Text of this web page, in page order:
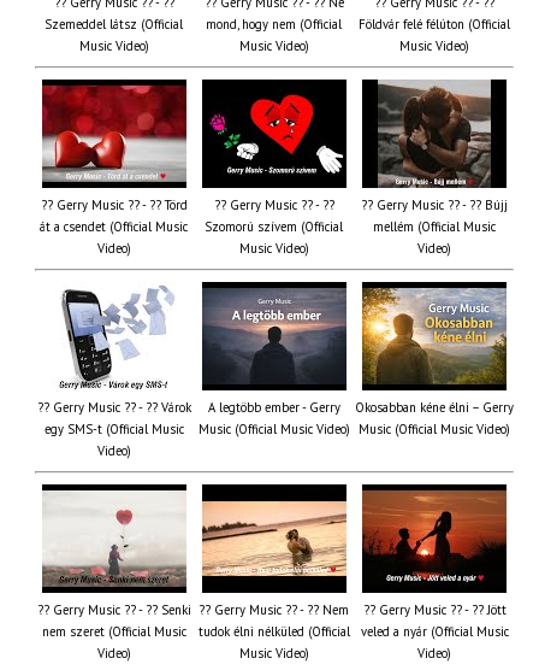
Szemeddel látsz (Official
Music Video)
mond, hogy nem (Official
Music Video)
Földvár felé félúton (Official
Music Video)
?? Gerry Music ?? - ?? Törd
át a csendet (Official Music
Video)
?? Gerry Music ?? - ??
Szomorú szívem (Official
Music Video)
?? Gerry Music ?? - ?? Bújj
mellém (Official Music
Video)
?? Gerry Music ?? - ?? Várok
egy SMS-t (Official Music
Video)
A legtöbb ember - Gerry
Music (Official Music Video)
Okosabban kéne élni – Gerry
Music (Official Music Video)
?? Gerry Music ?? - ?? Senki
nem szeret (Official Music
Video)
?? Gerry Music ?? - ?? Nem
tudok élni nélküled (Official
Music Video)
?? Gerry Music ?? - ?? Jött
veled a nyár (Official Music
Video)